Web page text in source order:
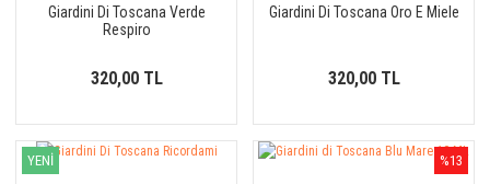
Giardini Di Toscana Verde
Respiro
320,00 TL
Giardini Di Toscana Oro E Miele
320,00 TL
YENİ %13